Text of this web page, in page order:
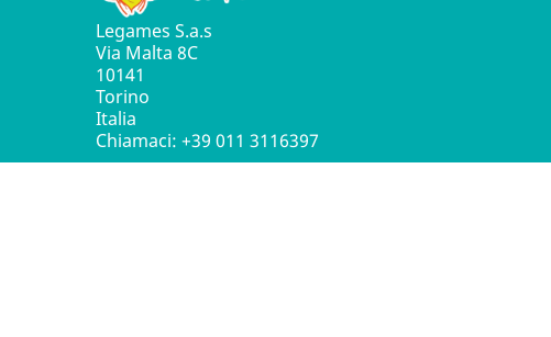
Legames S.a.s
Via Malta 8C
10141
Torino
Italia
Chiamaci: +39 011 3116397